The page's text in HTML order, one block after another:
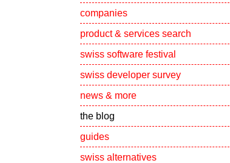
companies
product & services search
swiss software festival
swiss developer survey
news & more
the blog
guides
swiss alternatives